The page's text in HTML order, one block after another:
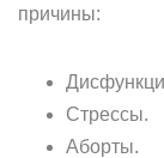
причины:
Стрессы.
Аборты.